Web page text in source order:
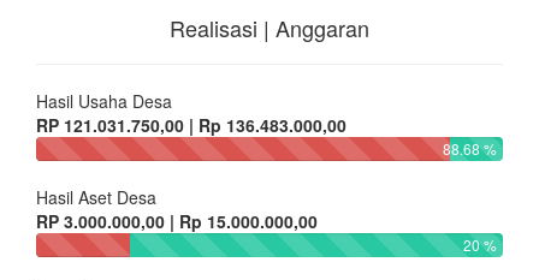
Realisasi | Anggaran
Hasil Usaha Desa
RP 121.031.750,00 | Rp 136.483.000,00
88.68 %
Hasil Aset Desa
RP 3.000.000,00 | Rp 15.000.000,00
20 %